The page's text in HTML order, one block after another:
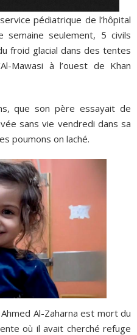
pédiatrique de l’hôpital
semaine seulement, 5 civils
froid glacial dans des tentes
Mawasi à l’ouest de Khan
que son père essayait de
sans vie vendredi dans sa
poumons on laché.
Al-Zaharna est mort du
où il avait cherché refuge